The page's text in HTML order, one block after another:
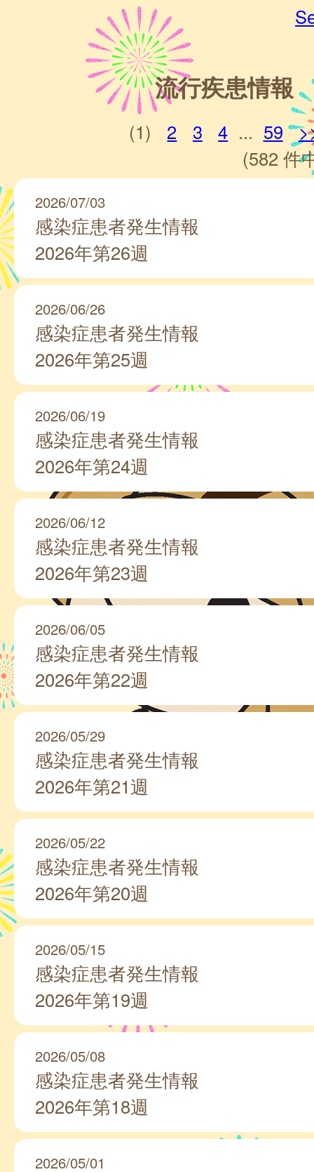
流行疾患情報
(1) 2 3 4 ... 59
(582 件
2026/07/03
感染症患者発生情報
2026年第26週
2026/06/26
感染症患者発生情報
2026年第25週
2026/06/19
感染症患者発生情報
2026年第24週
2026/06/12
感染症患者発生情報
2026年第23週
2026/06/05
感染症患者発生情報
2026年第22週
2026/05/29
感染症患者発生情報
2026年第21週
2026/05/22
感染症患者発生情報
2026年第20週
2026/05/15
感染症患者発生情報
2026年第19週
2026/05/08
感染症患者発生情報
2026年第18週
2026/05/01